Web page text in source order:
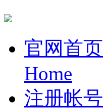
官网首页
Home
注册帐号